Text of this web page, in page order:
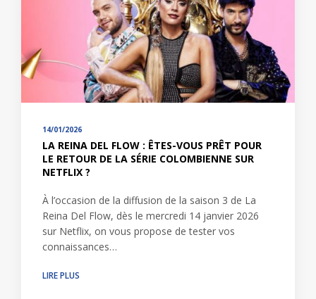
14/01/2026
LA REINA DEL FLOW : ÊTES-VOUS PRÊT POUR
LE RETOUR DE LA SÉRIE COLOMBIENNE SUR
NETFLIX ?
À l’occasion de la diffusion de la saison 3 de La
Reina Del Flow, dès le mercredi 14 janvier 2026
sur Netflix, on vous propose de tester vos
connaissances…
LIRE PLUS